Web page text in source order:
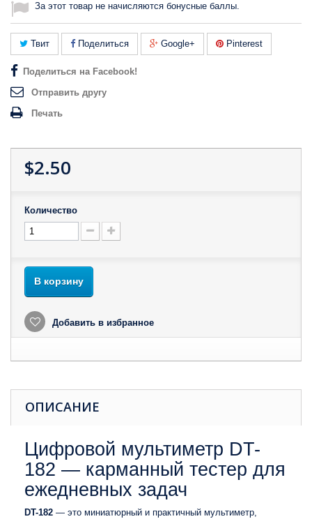
За этот товар не начисляются бонусные баллы.
Твит Поделиться Google+ Pinterest
Поделиться на Facebook!
Отправить другу
Печать
$2.50
Количество
В корзину
Добавить в избранное
ОПИСАНИЕ
Цифровой мультиметр DT-
182 — карманный тестер для
ежедневных задач
DT-182 — это миниатюрный и практичный мультиметр,